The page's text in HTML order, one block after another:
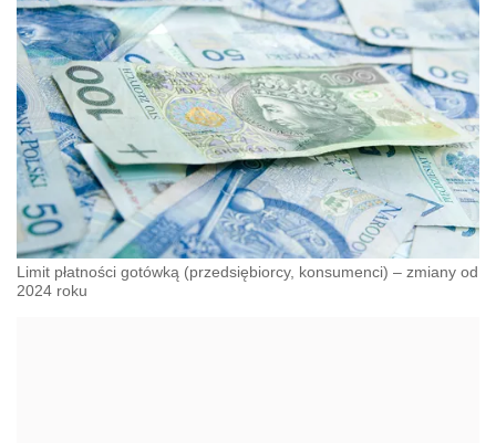
Limit płatności gotówką (przedsiębiorcy, konsumenci) – zmiany od
2024 roku